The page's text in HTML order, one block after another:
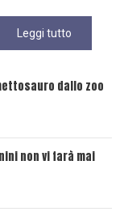
Leggi tutto
dallo zoo
non vi farà mai